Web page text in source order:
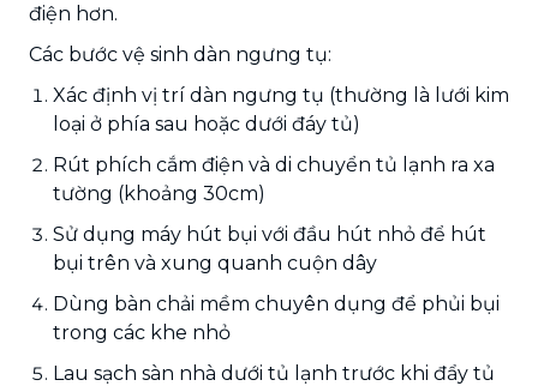
điện hơn.
Các bước vệ sinh dàn ngưng tụ:
Xác định vị trí dàn ngưng tụ (thường là lưới kim
loại ở phía sau hoặc dưới đáy tủ)
Rút phích cắm điện và di chuyển tủ lạnh ra xa
tường (khoảng 30cm)
Sử dụng máy hút bụi với đầu hút nhỏ để hút
bụi trên và xung quanh cuộn dây
Dùng bàn chải mềm chuyên dụng để phủi bụi
trong các khe nhỏ
Lau sạch sàn nhà dưới tủ lạnh trước khi đẩy tủ